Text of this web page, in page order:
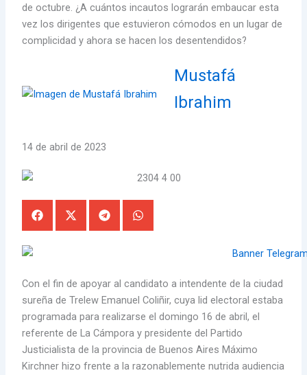
de octubre. ¿A cuántos incautos lograrán embaucar esta
vez los dirigentes que estuvieron cómodos en un lugar de
complicidad y ahora se hacen los desentendidos?
Mustafá
Ibrahim
14 de abril de 2023
Con el fin de apoyar al candidato a intendente de la ciudad
sureña de Trelew Emanuel Coliñir, cuya lid electoral estaba
programada para realizarse el domingo 16 de abril, el
referente de La Cámpora y presidente del Partido
Justicialista de la provincia de Buenos Aires Máximo
Kirchner hizo frente a la razonablemente nutrida audiencia